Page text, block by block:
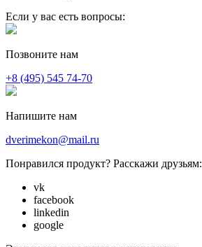
Если у вас есть вопросы:
Позвоните нам
+8 (495) 545 74-70
Напишите нам
dverimekon@mail.ru
Понравился продукт? Расскажи друзьям:
vk
facebook
linkedin
google